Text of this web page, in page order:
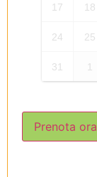
17 18
24 25
31 1
Prenota ora